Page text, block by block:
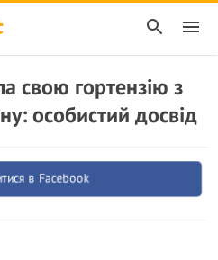
свою гортензію з
особистий досвід
в Facebook